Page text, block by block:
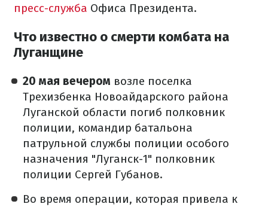
пресс-служба Офиса Президента.
Что известно о смерти комбата на
Луганщине
20 мая вечером возле поселка
Трехизбенка Новоайдарского района
Луганской области погиб полковник
полиции, командир батальона
патрульной службы полиции особого
назначения "Луганск-1" полковник
полиции Сергей Губанов.
Во время операции, которая привела к